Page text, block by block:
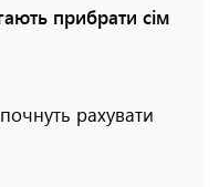
прибрати сім
рахувати